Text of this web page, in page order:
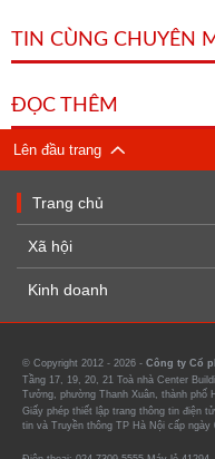
TIN CÙNG CHUYÊN
ĐỌC THÊM
Lên đầu trang
Trang chủ
Xã hội
Kinh doanh
© Copyright 2012 - 2026 - Công ty Cổ
Tầng 17, 19, 20, 21 Toà nhà Center
Tưởng, phường Thanh Xuân, thành phố
Giấy phép thiết lập trang thông tin điện
tin và Truyền thông TP Hà Nội cấp ngày